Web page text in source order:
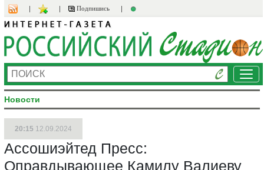
Подпишись
Новости
20:15 12.09.2024
Ассошиэйтед Пресс:
Оправдывающее Камилу Валиеву